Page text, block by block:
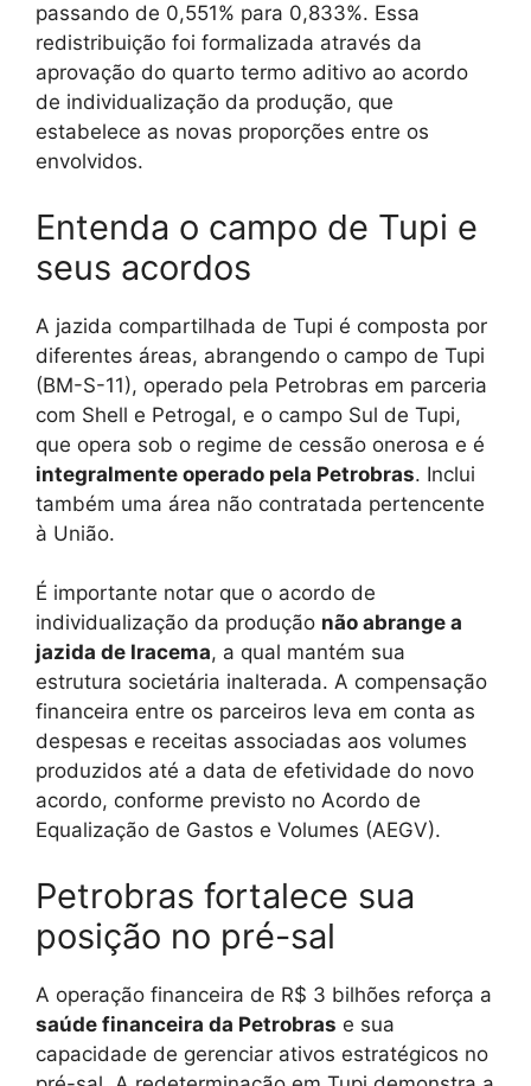
passando de 0,551% para 0,833%. Essa
redistribuição foi formalizada através da
aprovação do quarto termo aditivo ao acordo
de individualização da produção, que
estabelece as novas proporções entre os
envolvidos.
Entenda o campo de Tupi e
seus acordos
A jazida compartilhada de Tupi é composta por
diferentes áreas, abrangendo o campo de Tupi
(BM-S-11), operado pela Petrobras em parceria
com Shell e Petrogal, e o campo Sul de Tupi,
que opera sob o regime de cessão onerosa e é
integralmente operado pela Petrobras. Inclui
também uma área não contratada pertencente
à União.
É importante notar que o acordo de
individualização da produção não abrange a
jazida de Iracema, a qual mantém sua
estrutura societária inalterada. A compensação
financeira entre os parceiros leva em conta as
despesas e receitas associadas aos volumes
produzidos até a data de efetividade do novo
acordo, conforme previsto no Acordo de
Equalização de Gastos e Volumes (AEGV).
Petrobras fortalece sua
posição no pré-sal
A operação financeira de R$ 3 bilhões reforça a
saúde financeira da Petrobras e sua
capacidade de gerenciar ativos estratégicos no